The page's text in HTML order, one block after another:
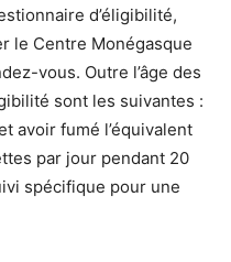
d’éligibilité,
le Centre Monégasque
vous. Outre l’âge des
sont les suivantes :
avoir fumé l’équivalent
par jour pendant 20
spécifique pour une